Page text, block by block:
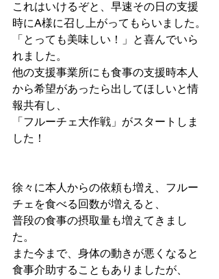
これはいけるぞと、早速その日の支援
時にA様に召し上がってもらいました。
「とっても美味しい！」と喜んでいら
れました。
他の支援事業所にも食事の支援時本人
から希望があったら出してほしいと情
報共有し、
「フルーチェ大作戦」がスタートしま
した！
徐々に本人からの依頼も増え、フルー
チェを食べる回数が増えると、
普段の食事の摂取量も増えてきまし
た。
また今まで、身体の動きが悪くなると
食事介助することもありましたが、